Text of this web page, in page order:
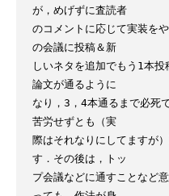
が，めげずに査読者
のコメントに応じて実装を
の会議に投稿＆新
しいネタを追加でもう1本投
論文が通るように
なり，3，4本通るまで必死
苦労せずとも（実
際はそれなりにしてますが
す．その後は，トッ
プ会議などに通すことなど